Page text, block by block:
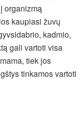
organizmą
kaupiasi žuvų
kadmio,
gali vartoti visa
tiek jos
tinkamos vartoti